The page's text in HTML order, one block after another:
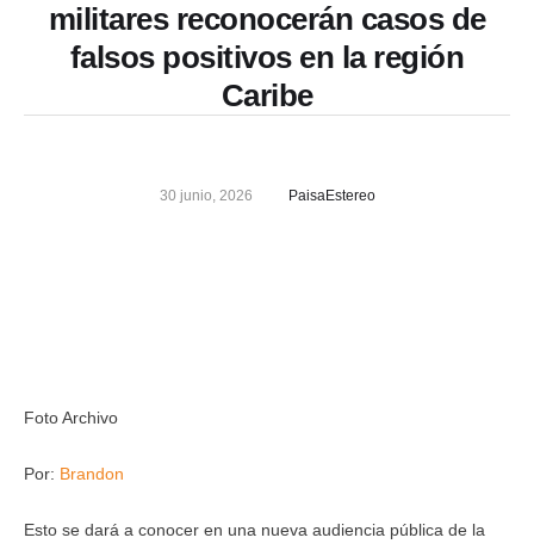
militares reconocerán casos de
falsos positivos en la región
Caribe
30 junio, 2026 PaisaEstereo
Foto Archivo
Por: Brandon
Esto se dará a conocer en una nueva audiencia pública de la